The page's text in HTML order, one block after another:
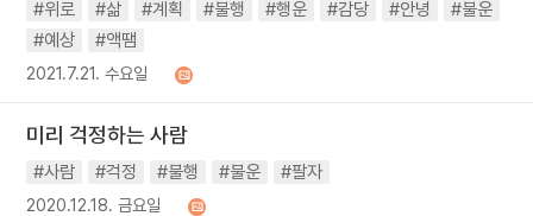
#위로 #삶 #계획 #불행 #행운 #감당 #안녕
#불운
#예상
#액땜
2021.7.21. 수요일
미리 걱정하는 사람
#사람 #걱정 #불행 #불운 #팔자
2020.12.18. 금요일